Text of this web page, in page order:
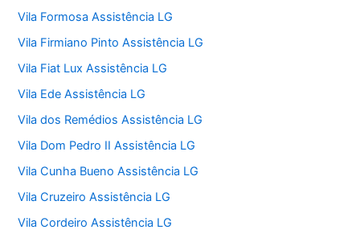
Vila Formosa Assistência LG
Vila Firmiano Pinto Assistência LG
Vila Fiat Lux Assistência LG
Vila Ede Assistência LG
Vila dos Remédios Assistência LG
Vila Dom Pedro II Assistência LG
Vila Cunha Bueno Assistência LG
Vila Cruzeiro Assistência LG
Vila Cordeiro Assistência LG